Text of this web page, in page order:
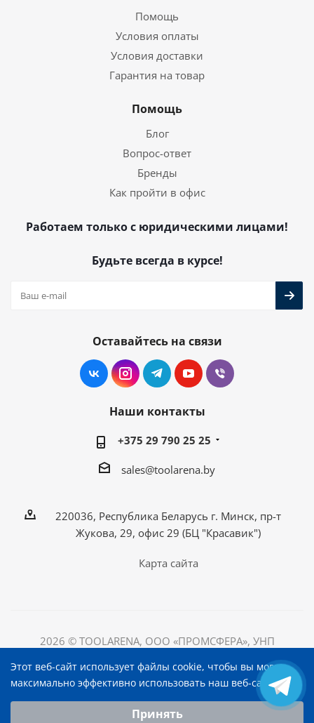
Помощь
Условия оплаты
Условия доставки
Гарантия на товар
Помощь
Блог
Вопрос-ответ
Бренды
Как пройти в офис
Работаем только с юридическими лицами!
Будьте всегда в курсе!
Оставайтесь на связи
Наши контакты
+375 29 790 25 25
sales@toolarena.by
220036, Республика Беларусь г. Минск, пр-т
Жукова, 29, офис 29 (БЦ "Красавик")
Карта сайта
2026 © TOOLARENA, ООО «ПРОМСФЕРА», УНП
220036, Республика Беларусь, г. Минск, пр-т Жукова, д.
29, офис 29, БЦ "Красавик"
Этот веб-сайт использует файлы cookie, чтобы вы могли
максимально эффективно использовать наш веб-сайт.
Выберите настройки cookie
Принять